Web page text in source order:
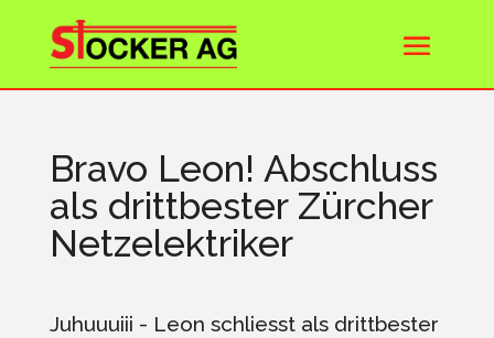
Bravo Leon! Abschluss
als drittbester Zürcher
Netzelektriker
Juhuuuiii - Leon schliesst als drittbester